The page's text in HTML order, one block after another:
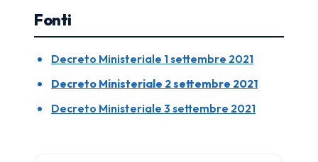
Fonti
Decreto Ministeriale 1 settembre 2021
Decreto Ministeriale 2 settembre 2021
Decreto Ministeriale 3 settembre 2021